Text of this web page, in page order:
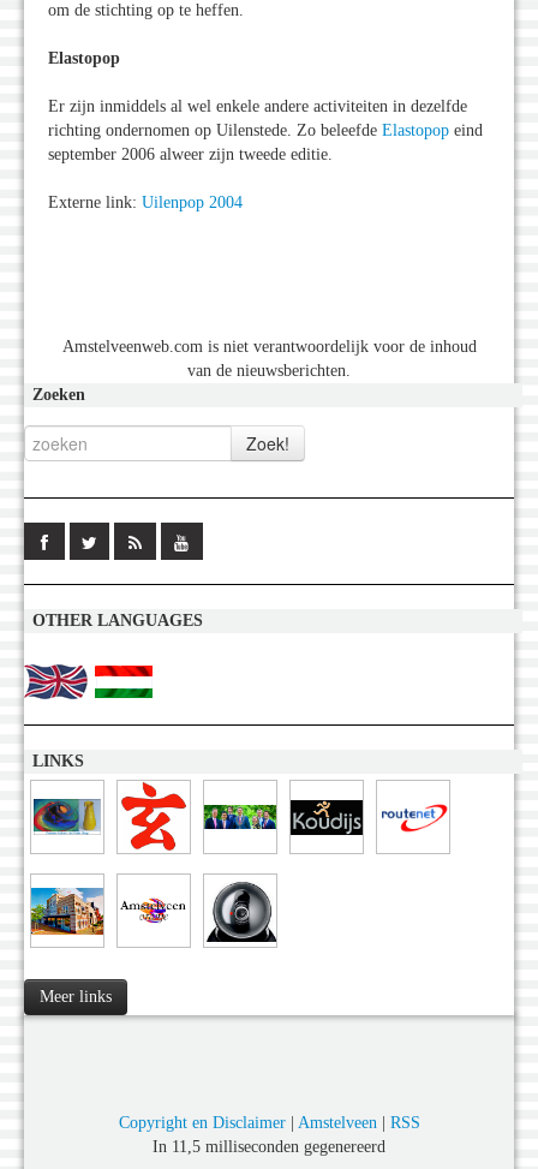
om de stichting op te heffen.
Elastopop
Er zijn inmiddels al wel enkele andere activiteiten in dezelfde
richting ondernomen op Uilenstede. Zo beleefde Elastopop eind
september 2006 alweer zijn tweede editie.
Externe link: Uilenpop 2004
Amstelveenweb.com is niet verantwoordelijk voor de inhoud
van de nieuwsberichten.
Zoeken
OTHER LANGUAGES
LINKS
Meer links
Copyright en Disclaimer| Amstelveen| RSS
In 11,5 milliseconden gegenereerd